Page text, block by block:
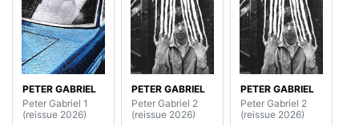
PETER GABRIEL
Peter Gabriel 1
(reissue 2026)
PETER GABRIEL
Peter Gabriel 2
(reissue 2026)
PETER GABRIEL
Peter Gabriel 2
(reissue 2026)